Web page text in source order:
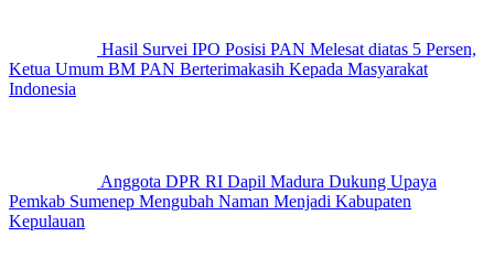
Hasil Survei IPO Posisi PAN Melesat diatas 5 Persen,
Ketua Umum BM PAN Berterimakasih Kepada Masyarakat
Indonesia
Anggota DPR RI Dapil Madura Dukung Upaya
Pemkab Sumenep Mengubah Naman Menjadi Kabupaten
Kepulauan